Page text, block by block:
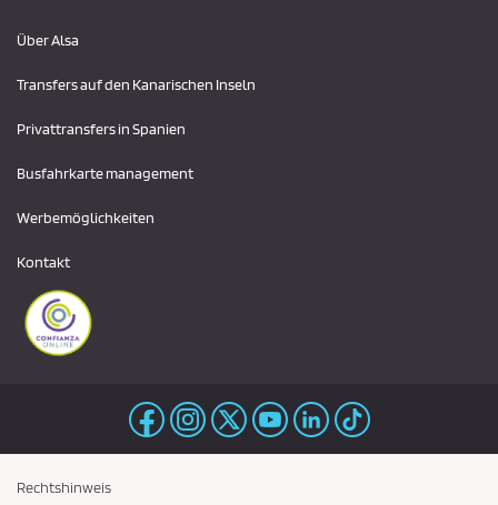
Über Alsa
Transfers auf den Kanarischen Inseln
Privattransfers in Spanien
Busfahrkarte management
Werbemöglichkeiten
Kontakt
Rechtshinweis